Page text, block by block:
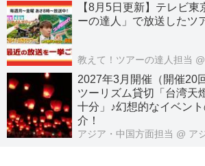
【8月5日更新】テレビ
ーの達人」で放送したツ
教えて！ツアーの達人担当
2027年3月開催（開催20
ツーリズム貸切「台湾天
十分」♪幻想的なイベン
介！
アジア・中国方面担当 @ アジ